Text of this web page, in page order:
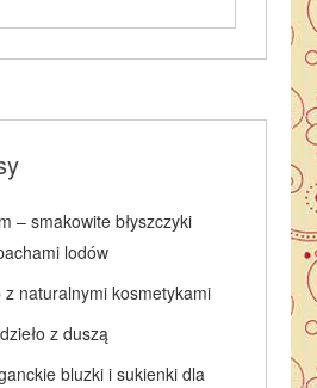
– smakowite błyszczyki
lodów
z naturalnymi kosmetykami
z duszą
bluzki i sukienki dla